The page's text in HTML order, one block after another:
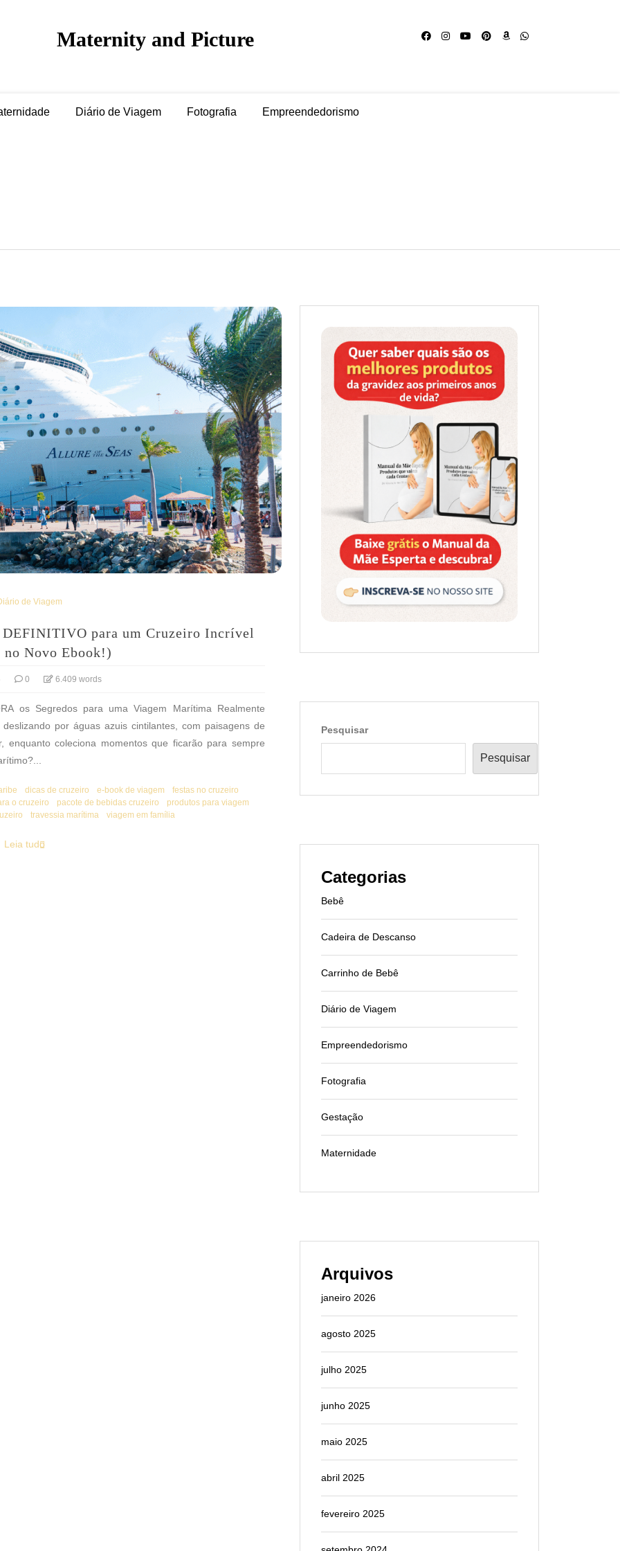
Maternity and Picture
Diário de Viagem Fotografia Empreendedorismo
de Viagem
DEFINITIVO para um Cruzeiro Incrível
no Novo Ebook!)
0 6.409 words
os Segredos para uma Viagem Marítima Realmente
por águas azuis cintilantes, com paisagens de
coleciona momentos que ficarão para sempre
dicas de cruzeiro e-book de viagem
festas no cruzeiro
o cruzeiro
pacote de bebidas cruzeiro
produtos para viagem
travessia marítima viagem em família
Leia tudo
Pesquisar
Pesquisar
Categorias
Bebê
Cadeira de Descanso
Carrinho de Bebê
Diário de Viagem
Empreendedorismo
Fotografia
Gestação
Maternidade
Arquivos
janeiro 2026
agosto 2025
julho 2025
junho 2025
maio 2025
abril 2025
fevereiro 2025